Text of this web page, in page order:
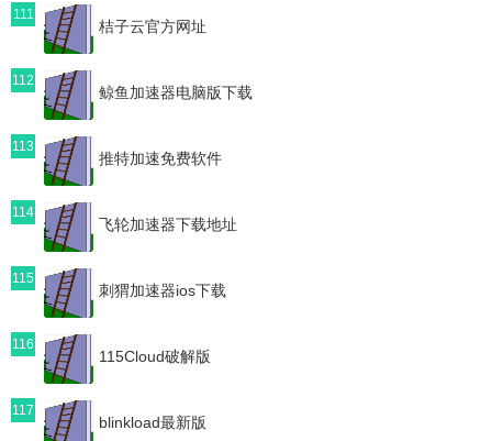
111
桔子云官方网址
112
鲸鱼加速器电脑版下载
113
推特加速免费软件
114
飞轮加速器下载地址
115
刺猬加速器ios下载
116
115Cloud破解版
117
blinkload最新版